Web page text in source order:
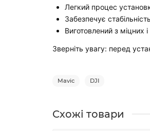
Легкий процес
Забезпечує
Виготовлений з міцних
Зверніть увагу: перед
Mavic DJI
Схожі товари